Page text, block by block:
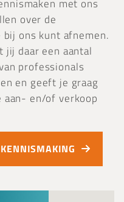
met ons
over de
ons kunt afnemen.
jij daar een aantal
professionals
en geeft je graag
en/of verkoop